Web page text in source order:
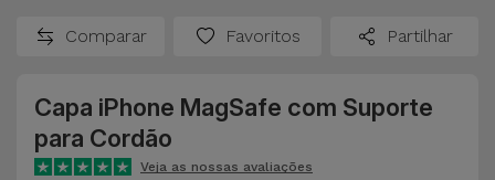
Comparar Favoritos Partilhar
Capa iPhone MagSafe com Suporte
para Cordão
Veja as nossas avaliações